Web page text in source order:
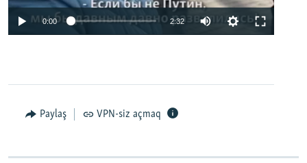
0:00 2:32
Paylaş VPN-siz açmaq